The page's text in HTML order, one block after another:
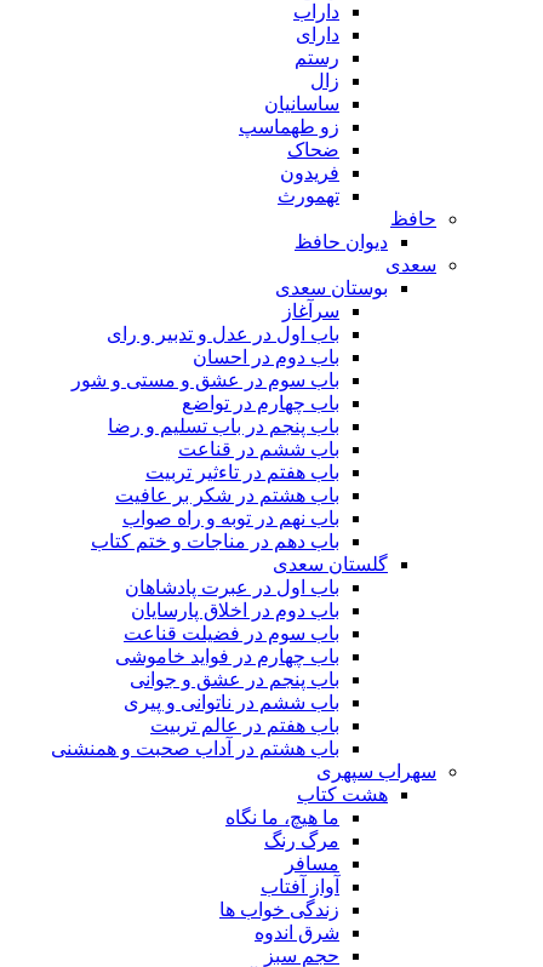
داراب
دارای
رستم
زال
ساسانیان
زو طهماسپ‏
ضحاک
فریدون
تهمورث
حافظ
دیوان حافظ
سعدی
بوستان سعدی
سرآغاز
باب اول در عدل و تدبیر و رای
باب دوم در احسان
باب سوم در عشق و مستی و شور
باب چهارم در تواضع
باب پنجم در باب تسلیم و رضا
باب ششم در قناعت
باب هفتم در تاءثیر تربیت
باب هشتم در شکر بر عافیت
باب نهم در توبه و راه صواب
باب دهم در مناجات و ختم کتاب
گلستان سعدی
باب اول در عبرت پادشاهان
باب دوم در اخلاق پارسایان
باب سوم در فضیلت قناعت
باب چهارم در فواید خاموشى
باب پنجم در عشق و جوانى
باب ششم در ناتوانى و پیرى
باب هفتم در عالم تربیت
باب هشتم در آداب صحبت و همنشنى
سهراب سپهری
هشت کتاب
ما هیچ، ما نگاه
مرگ رنگ
مسافر
آواز آفتاب
زندگی خواب ها
شرق اندوه
حجم سبز